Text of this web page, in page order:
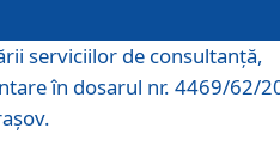
serviciilor de consultanţă,
în dosarul nr. 4469/62/